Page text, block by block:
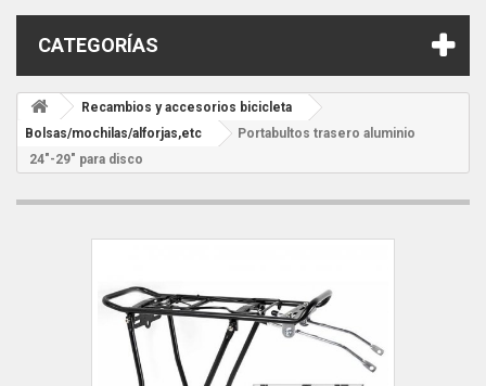
CATEGORÍAS
Recambios y accesorios bicicleta
Bolsas/mochilas/alforjas,etc
Portabultos trasero aluminio
24"-29" para disco